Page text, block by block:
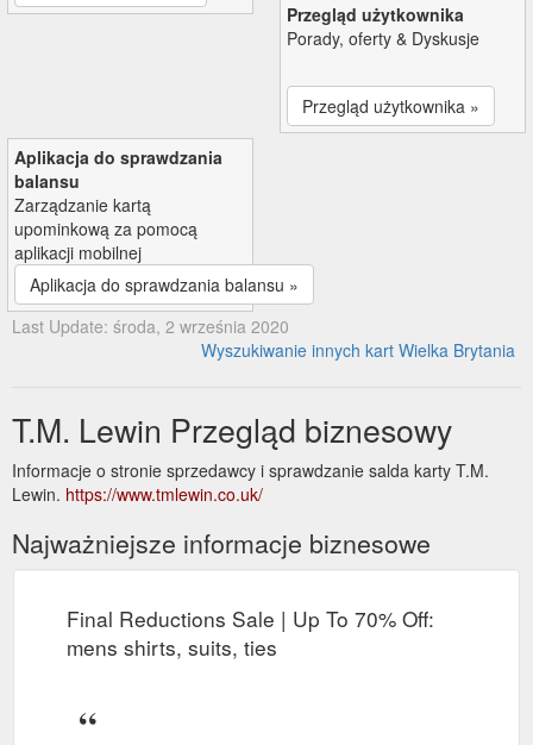
Przegląd użytkownika
Porady, oferty & Dyskusje
Przegląd użytkownika »
Aplikacja do sprawdzania
balansu
Zarządzanie kartą
upominkową za pomocą
aplikacji mobilnej
Aplikacja do sprawdzania balansu »
Last Update: środa, 2 września 2020
Wyszukiwanie innych kart Wielka Brytania
T.M. Lewin Przegląd biznesowy
Informacje o stronie sprzedawcy i sprawdzanie salda karty T.M.
Lewin. https://www.tmlewin.co.uk/
Najważniejsze informacje biznesowe
Final Reductions Sale | Up To 70% Off:
mens shirts, suits, ties